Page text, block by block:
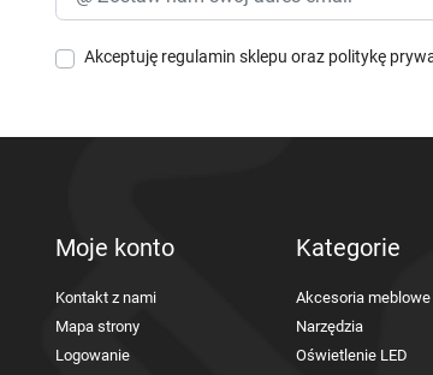
Akceptuję regulamin sklepu oraz politykę
Moje konto
Kontakt z nami
Mapa strony
Logowanie
Kategorie
Akcesoria meblowe
Narzędzia
Oświetlenie LED